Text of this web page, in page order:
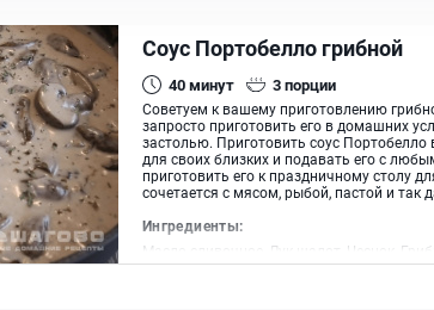
Соус Портобелло грибной
40минут 3порции
Советуем к вашему приготовлению
запросто приготовить его в домашних
застолью. Приготовить соус
для своих близких и подавать его с
приготовить его к праздничному столу
сочетается с мясом, рыбой, пастой и так
Ингредиенты:
Масло сливочное, Лук шалот, Чеснок,